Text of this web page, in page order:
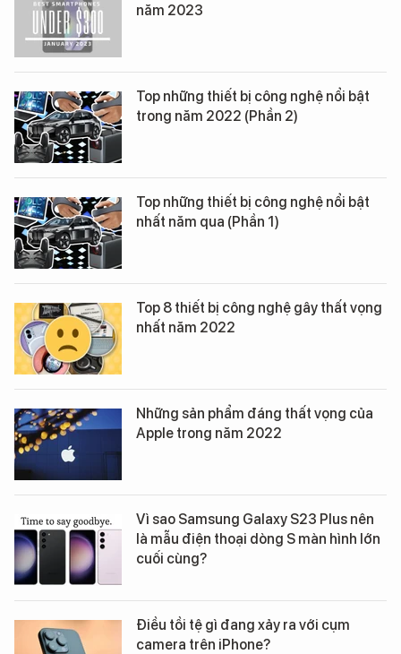
năm 2023
Top những thiết bị công nghệ nổi bật
trong năm 2022 (Phần 2)
Top những thiết bị công nghệ nổi bật
nhất năm qua (Phần 1)
Top 8 thiết bị công nghệ gây thất vọng
nhất năm 2022
Những sản phẩm đáng thất vọng của
Apple trong năm 2022
Vì sao Samsung Galaxy S23 Plus nên
là mẫu điện thoại dòng S màn hình lớn
cuối cùng?
Điều tồi tệ gì đang xảy ra với cụm
camera trên iPhone?